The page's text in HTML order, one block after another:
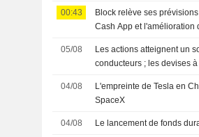
00:43
Block relève ses
Cash App et l'amélioration
05/08
Les actions atteignent un
conducteurs ; les devises
04/08
L'empreinte de Tesla en
SpaceX
04/08 Le lancement de fonds